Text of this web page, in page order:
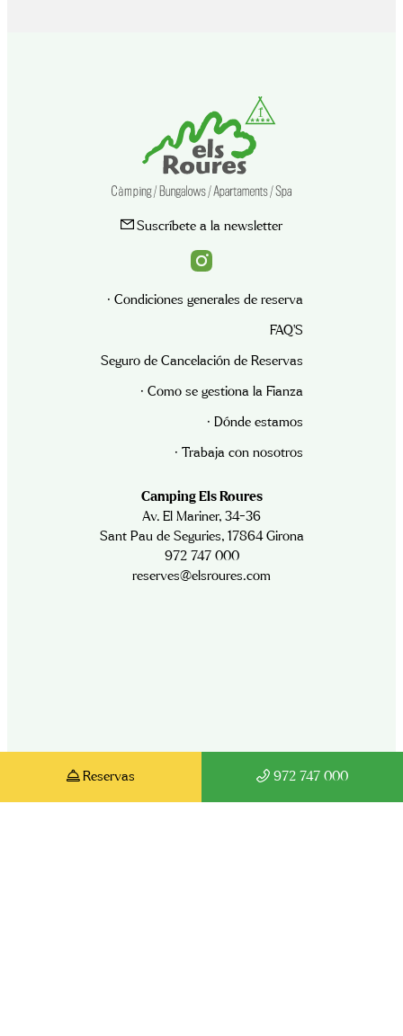
Reservas 972 747 000
Camping Els Roures
Av. El Mariner, 34-36
Sant Pau de Seguries, 17864 Girona
972 747 000
reserves@elsroures.com
Suscríbete a la newsletter
· Condiciones generales de reserva
FAQ’S
Seguro de Cancelación de Reservas
· Como se gestiona la Fianza
· Dónde estamos
· Trabaja con nosotros